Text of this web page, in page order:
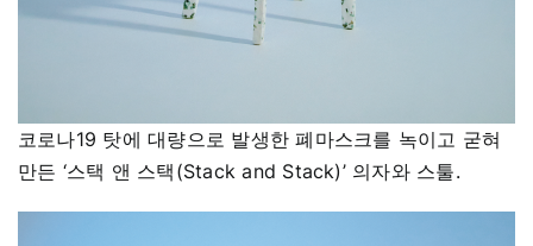
코로나19 탓에 대량으로 발생한 폐마스크를 녹이고 굳혀
만든 ‘스택 앤 스택(Stack and Stack)’ 의자와 스툴.